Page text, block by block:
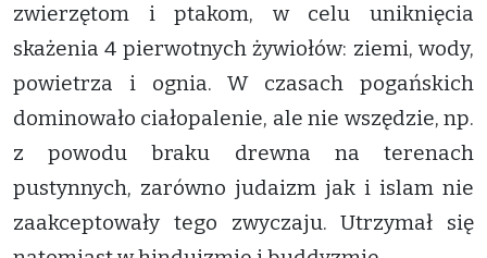
zwierzętom i ptakom, w celu uniknięcia
skażenia 4 pierwotnych żywiołów: ziemi, wody,
powietrza i ognia. W czasach pogańskich
dominowało ciałopalenie, ale nie wszędzie, np.
z powodu braku drewna na terenach
pustynnych, zarówno judaizm jak i islam nie
zaakceptowały tego zwyczaju. Utrzymał się